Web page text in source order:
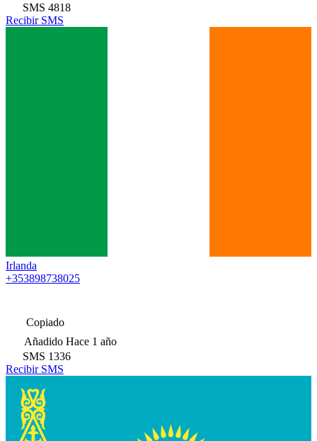
SMS 4818
Recibir SMS
Irlanda
+353898738025
Copiado
Añadido Hace 1 año
SMS 1336
Recibir SMS